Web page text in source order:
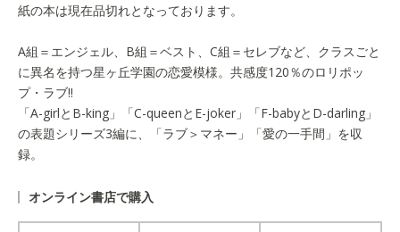
紙の本は現在品切れとなっております。
A組＝エンジェル、B組＝ベスト、C組＝セレブなど、クラスごと
に異名を持つ星ヶ丘学園の恋愛模様。共感度120％のロリポッ
プ・ラブ!!
「A-girlとB-king」「C-queenとE-joker」「F-babyとD-darling」
の表題シリーズ3編に、「ラブ＞マネー」「愛の一手間」を収
録。
オンライン書店で購入